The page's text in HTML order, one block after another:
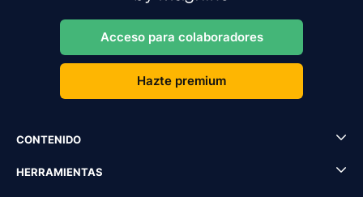
Acceso para colaboradores
Hazte premium
CONTENIDO
HERRAMIENTAS